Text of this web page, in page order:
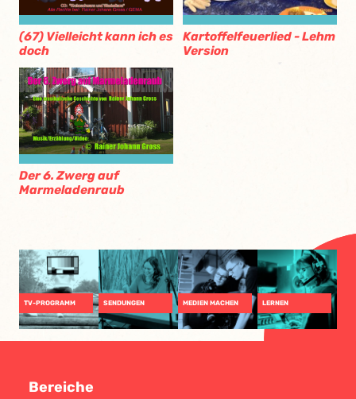
(67) Vielleicht kann ich es
doch
Kartoffelfeuerlied - Lehm
Version
Der 6. Zwerg auf
Marmeladenraub
TV-PROGRAMM SENDUNGEN MEDIEN MACHEN LERNEN
Bereiche